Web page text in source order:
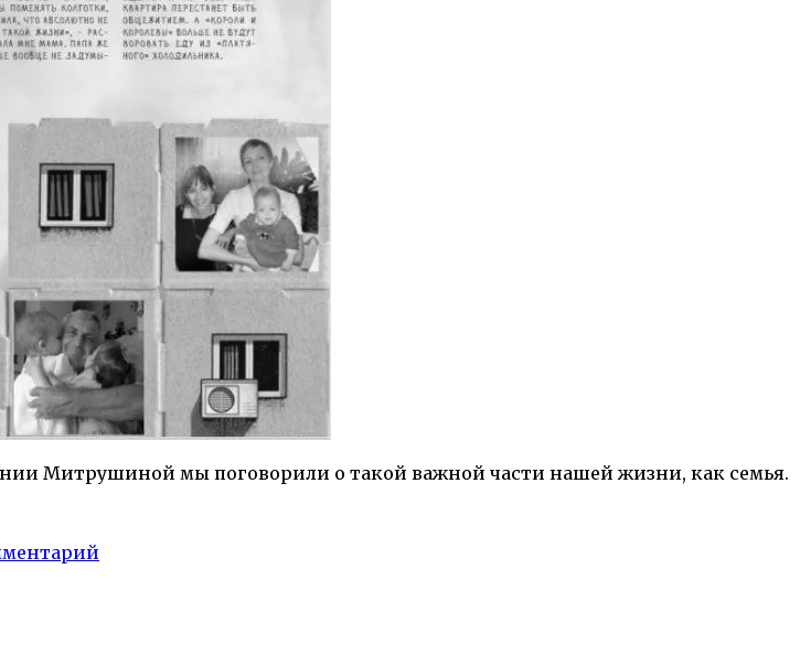
Митрушиной мы поговорили о такой важной части нашей жизни, как семья.